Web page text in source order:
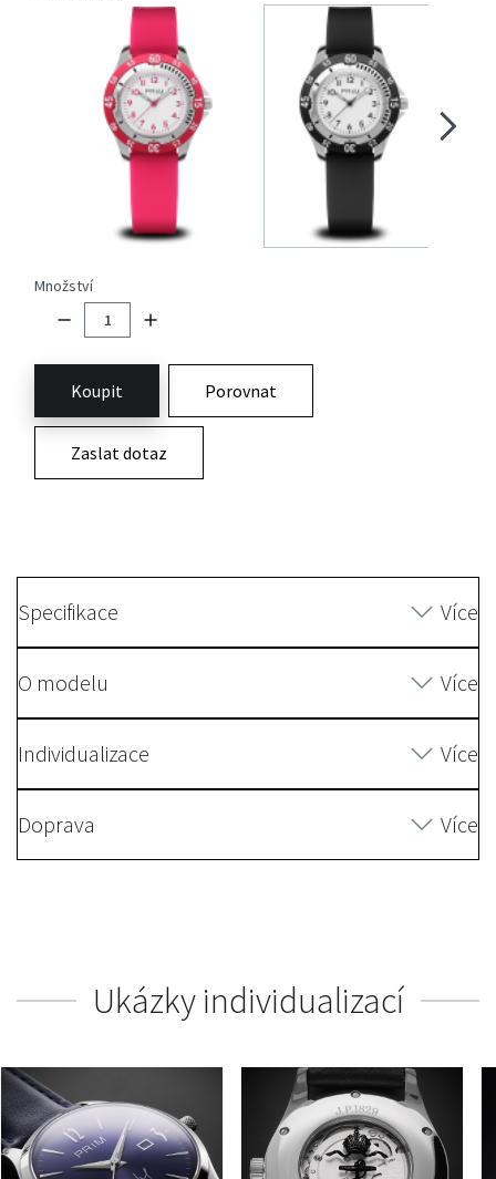
Množství
Koupit Porovnat
Zaslat dotaz
Specifikace Více
O modelu Více
Individualizace Více
Doprava Více
Ukázky individualizací